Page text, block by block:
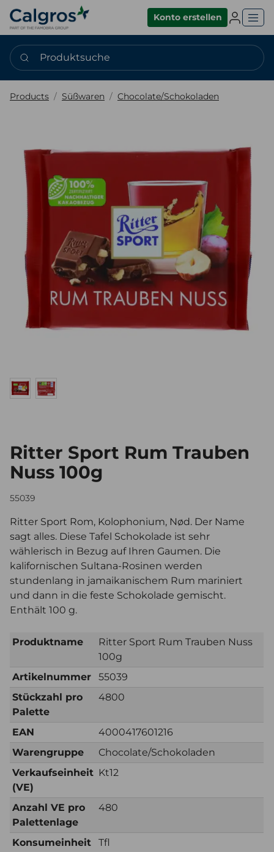
Konto erstellen
Produktsuche
Products Süßwaren Chocolate/Schokoladen
Ritter Sport Rum Trauben
Nuss 100g
55039
Ritter Sport Rom, Kolophonium, Nød. Der Name
sagt alles. Diese Tafel Schokolade ist sehr
wählerisch in Bezug auf Ihren Gaumen. Die
kalifornischen Sultana-Rosinen werden
stundenlang in jamaikanischem Rum mariniert
und dann in die feste Schokolade gemischt.
Enthält 100 g.
Produktname
Ritter Sport Rum Trauben Nuss
100g
Artikelnummer
55039
Stückzahl pro
Palette
4800
EAN
4000417601216
Warengruppe
Chocolate/Schokoladen
Verkaufseinheit
(VE)
Kt12
Anzahl VE pro
Palettenlage
480
Konsumeinheit
Tfl